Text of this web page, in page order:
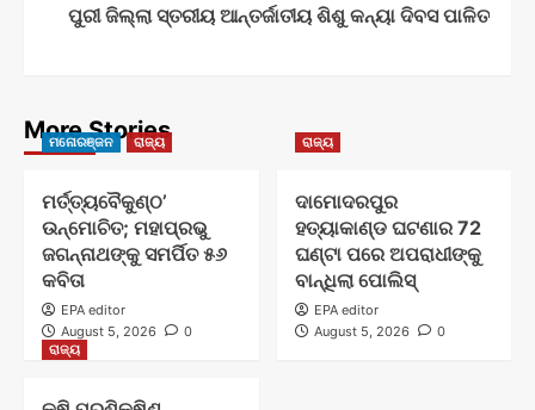
ପୁରୀ ଜିଲ୍ଲା ସ୍ତରୀୟ ଆନ୍ତର୍ଜାତୀୟ ଶିଶୁ କନ୍ୟା ଦିବସ ପାଳିତ
More Stories
ମନୋରଞ୍ଜନ ରାଜ୍ୟ
ମର୍ତ୍ତ୍ୟବୈକୁଣ୍ଠ’
ଉନ୍ମୋଚିତ; ମହାପ୍ରଭୁ
ଜଗନ୍ନାଥଙ୍କୁ ସମର୍ପିତ ୫୬
କବିତା
EPA editor
August 5, 2026
0
ରାଜ୍ୟ
ଦାମୋଦରପୁର
ହତ୍ୟାକାଣ୍ଡ ଘଟଣାର 72
ଘଣ୍ଟା ପରେ ଅପରାଧୀଙ୍କୁ
ବାନ୍ଧିଲା ପୋଲିସ୍
EPA editor
August 5, 2026
0
ରାଜ୍ୟ